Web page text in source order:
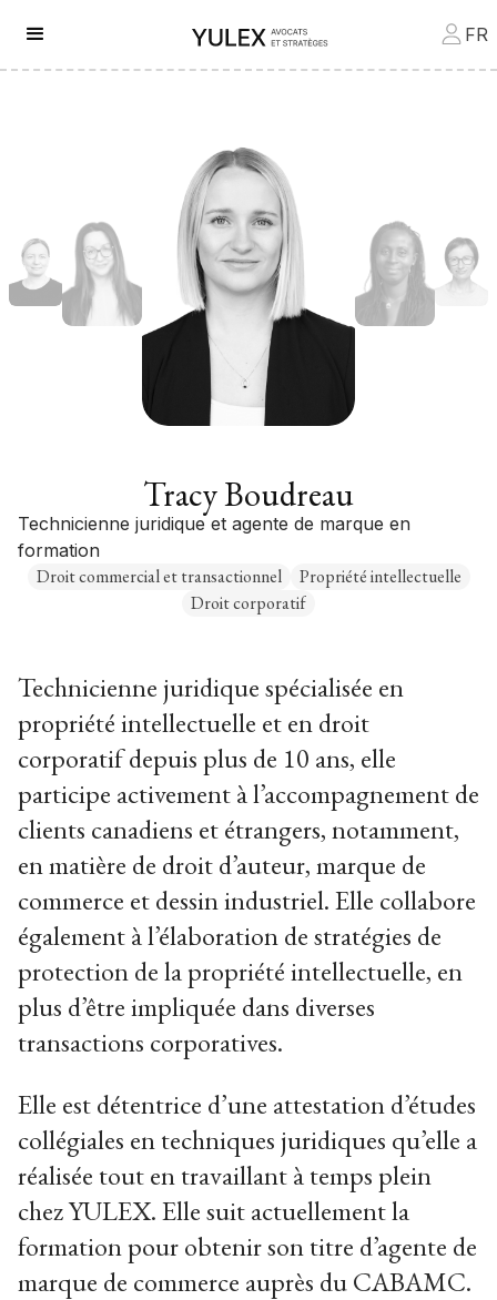
FR
Tracy Boudreau
Technicienne juridique et agente de marque en
formation
Droit commercial et transactionnel
Propriété intellectuelle
Droit corporatif
Technicienne juridique spécialisée en
propriété intellectuelle et en droit
corporatif depuis plus de 10 ans, elle
participe activement à l’accompagnement de
clients canadiens et étrangers, notamment,
en matière de droit d’auteur, marque de
commerce et dessin industriel. Elle collabore
également à l’élaboration de stratégies de
protection de la propriété intellectuelle, en
plus d’être impliquée dans diverses
transactions corporatives.
Elle est détentrice d’une attestation d’études
collégiales en techniques juridiques qu’elle a
réalisée tout en travaillant à temps plein
chez YULEX. Elle suit actuellement la
formation pour obtenir son titre d’agente de
marque de commerce auprès du CABAMC.